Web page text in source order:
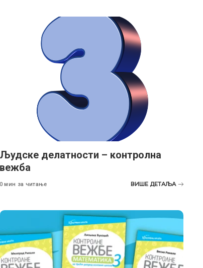
Људске делатности – контролна
вежба
0 мин за читање ВИШЕ ДЕТАЉА